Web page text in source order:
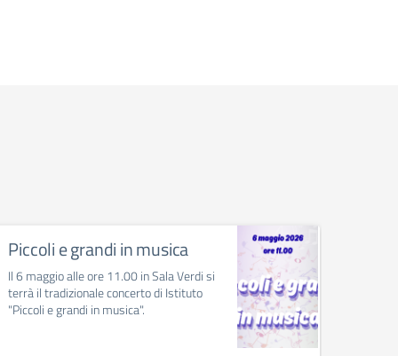
Piccoli e grandi in musica
Il 6 maggio alle ore 11.00 in Sala Verdi si
terrà il tradizionale concerto di Istituto
"Piccoli e grandi in musica".